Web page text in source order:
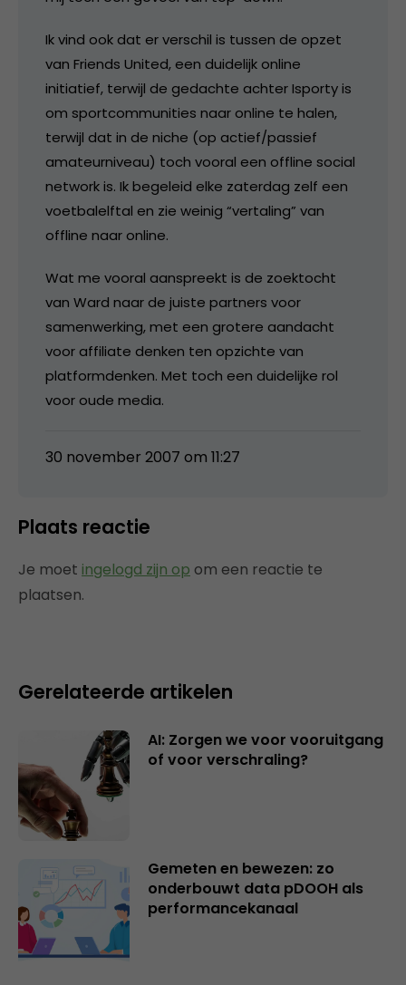
Ik vind ook dat er verschil is tussen de opzet
van Friends United, een duidelijk online
initiatief, terwijl de gedachte achter Isporty is
om sportcommunities naar online te halen,
terwijl dat in de niche (op actief/passief
amateurniveau) toch vooral een offline social
network is. Ik begeleid elke zaterdag zelf een
voetbalelftal en zie weinig “vertaling” van
offline naar online.
Wat me vooral aanspreekt is de zoektocht
van Ward naar de juiste partners voor
samenwerking, met een grotere aandacht
voor affiliate denken ten opzichte van
platformdenken. Met toch een duidelijke rol
voor oude media.
30 november 2007 om 11:27
Plaats reactie
Je moet ingelogd zijn op om een reactie te
plaatsen.
Gerelateerde artikelen
AI: Zorgen we voor vooruitgang
of voor verschraling?
Gemeten en bewezen: zo
onderbouwt data pDOOH als
performancekanaal